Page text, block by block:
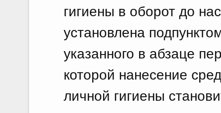
гигиены в оборот до
установлена
указанного в абзаце
которой нанесение
личной гигиены